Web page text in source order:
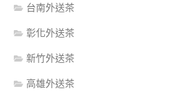
台南外送茶
彰化外送茶
新竹外送茶
高雄外送茶